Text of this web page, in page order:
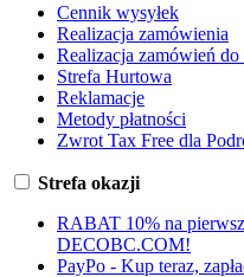
Cennik wysyłek
Realizacja zamówienia
Realizacja zamówień
Strefa Hurtowa
Reklamacje
Metody płatności
Zwrot Tax Free dla
Strefa okazji
RABAT 10% na
DECOBC.COM!
PayPo - Kup teraz,